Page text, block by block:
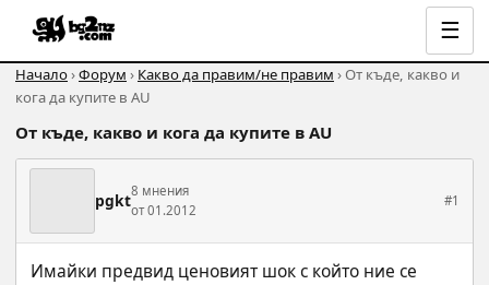
☰
Начало›Форум › Какво да правим/не правим › От къде, какво и
кога да купите в АU
От къде, какво и кога да купите в АU
pgkt8 мнения
от 01.2012
#1
Имайки предвид ценовият шок с който ние се